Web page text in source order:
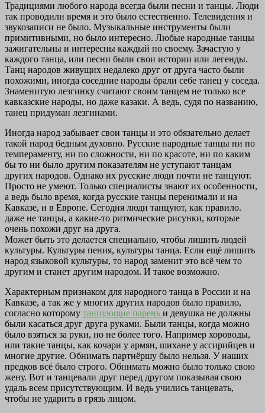
Традициями любого народа всегда были песни и танцы. Люди
так проводили время и это было естественно. Телевидения и
звукозаписи не было. Музыкальные инструменты были
примитивными, но было интересно. Любые народные танцы
зажигательны и интересны каждый по своему. Зачастую у
каждого танца, или песни были свои истории или легенды.
Танц народов живущих недалеко друг от друга часто были
похожими, иногда соседние народы брали себе танец у соседа.
Знаменитую лезгинку считают своим танцем не только все
кавказские народы, но даже казаки. А ведь, судя по названию,
танец придуман лезгинами.
Иногда народ забывает свои танцы и это обязательно делает
такой народ бедным духовно. Русские народные танцы ни по
темпераменту, ни по сложности, ни по красоте, ни по каким
бы то ни было другим показателям не уступают танцам
других народов. Однако их русские люди почти не танцуют.
Просто не умеют. Только специалисты знают их особенности,
а ведь было время, когда русские танцы перенимали и на
Кавказе, и в Европе. Сегодня люди танцуют, как правило.
даже не танцы, а какие-то ритмические рисунки, которые
очень похожи друг на друга.
Может быть это делается специально, чтобы лишить людей
культуры. Культуры пения, культуры танца. Если ещё лишить
народ языковой культуры, то народ заменит это всё чем то
другим и станет другим народом. И такое возможно.
Характерным признаком для народного танца в России и на
Кавказе, а так же у многих других народов было правило,
согласно которому танцующие парень и девушка не должны
были касаться друг друга руками. Были танцы, когда можно
было взяться за руки, но не более того. Например хороводы,
или такие танцы, как кочари у армян, шихане у ассирийцев и
многие другие. Обнимать партнёршу было нельзя. У наших
предков всё было строго. Обнимать можно было только свою
жену. Вот и танцевали друг перед другом показывая свою
удаль всем присутствующим. И ведь учились танцевать,
чтобы не ударить в грязь лицом.